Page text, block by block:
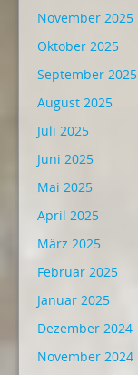
November 2025
Oktober 2025
September 2025
August 2025
Juli 2025
Juni 2025
Mai 2025
April 2025
März 2025
Februar 2025
Januar 2025
Dezember 2024
November 2024